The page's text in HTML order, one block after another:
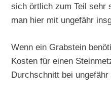
sich örtlich zum Teil sehr
man hier mit ungefähr
Wenn ein Grabstein
Kosten für einen
Durchschnitt bei ungefähr